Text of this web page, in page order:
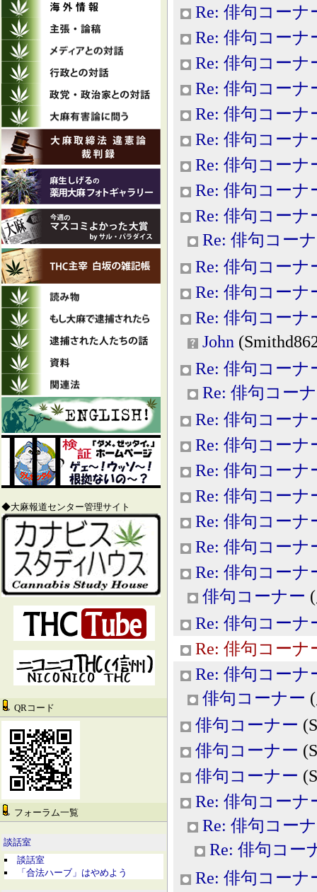
◆大麻報道センター管理サイト
QRコード
フォーラム一覧
談話室
談話室
「合法ハーブ」はやめよう
Re: 俳句コーナ
Re: 俳句コーナ
Re: 俳句コーナ
Re: 俳句コーナ
Re: 俳句コーナ
Re: 俳句コーナ
Re: 俳句コーナ
Re: 俳句コーナ
Re: 俳句コーナ
Re: 俳句コー
Re: 俳句コーナ
Re: 俳句コーナ
Re: 俳句コーナ
John
Re: 俳句コーナ
Re: 俳句コー
Re: 俳句コーナ
Re: 俳句コーナ
Re: 俳句コーナ
Re: 俳句コーナ
Re: 俳句コーナ
Re: 俳句コーナ
Re: 俳句コーナ
俳句コーナー
Re: 俳句コーナ
Re: 俳句コーナ
Re: 俳句コーナ
俳句コーナー
俳句コーナー
俳句コーナー
俳句コーナー
Re: 俳句コーナ
Re: 俳句コー
Re: 俳句コー
Re: 俳句コーナ